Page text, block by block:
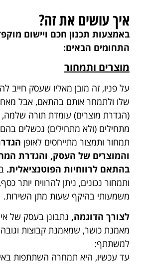
איך עושים את זה?
באמצעות תכנון חכם ויישום
התחומים הבאים:
מוצרים ותמחור
על פניו, זה מובן מאליו שעסק חייב
שלו ולתמחר אותם בהתאם, אבל
(הגדרת מוצרים) עומדת תורה
מתחילים (ולא מתחילים) נכשלים
תמחור ותמצור מתייחסים לאופן
והמוצרים של העסק, והגדרת
בהתאם לרווחיות הפוטנציאלית.
ותמחור נכונים, ניתן להרוויח יותר
משמעותי בהיקף שעות מתן השירות.
לצורך הדוגמה, נתבונן בעסק של
מאמנת כושר, שמאמנת קבוצות
למשתתף: